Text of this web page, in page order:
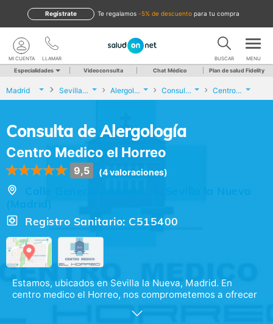
te regalamos -5% de descuento para tu compra
Regístrate
LLAMAR
MI CUENTA BUSCAR MENU
Especialidades Videoconsulta Chat Médico Plan de salud Fidelity
Madrid Sevilla la Nueva Alergología Consulta de Alergología Centro Medico el Horreo
Consulta de Alergología
Centro Medico el Horreo
9,5 (4 valoraciones)
Calle General Asensio , 1, Sevilla la Nueva
(Madrid)
Registro Sanitario: C515400
Estamos, ubicados en Sevilla la Nueva, Madrid. En
centro medico el Horreo, nos comprometemos a ofrecer
a nuestros pacientes unas instalaciones acogedoras y
atención médica de calidad. Además de un equipo